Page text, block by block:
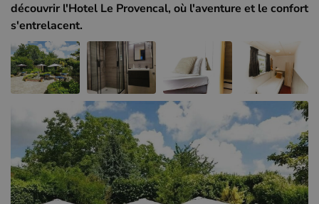
Hôtels à Sluis (NL)
Hôtels à Renesse (NL)
Hôtels à Dunkerque (FR)
découvrir l'Hotel Le Provencal, où l'aventure et le confort
s'entrelacent.